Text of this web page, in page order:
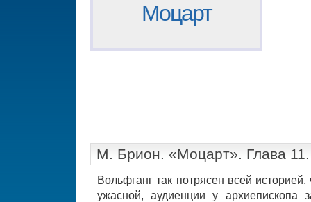
Моцарт
М. Брион. «Моцарт». Глава
Вольфганг так потрясен всей
ужасной, аудиенции у архиепископа